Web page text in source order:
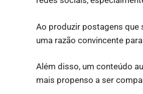
Ao produzir postagens que
uma razão convincente
Além disso, um conteúdo
mais propenso a ser